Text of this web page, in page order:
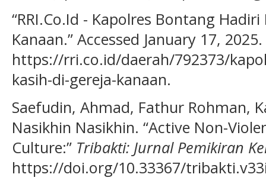
“RRI.Co.Id - Kapolres Bontang
Kanaan.” Accessed January 17, 2025.
https://rri.co.id/daerah/792373/
kasih-di-gereja-kanaan.
Saefudin, Ahmad, Fathur Rohman,
Nasikhin Nasikhin. “Active Non-
Culture:” Tribakti: Jurnal Pemikiran
https://doi.org/10.33367/